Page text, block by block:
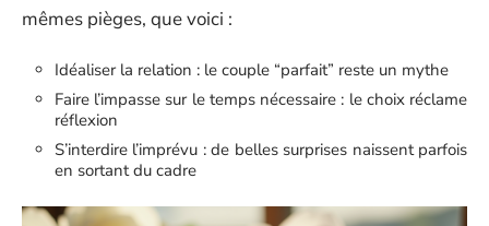
mêmes pièges, que voici :
Idéaliser la relation : le couple “parfait” reste un mythe
Faire l’impasse sur le temps nécessaire : le choix réclame
réflexion
S’interdire l’imprévu : de belles surprises naissent parfois
en sortant du cadre